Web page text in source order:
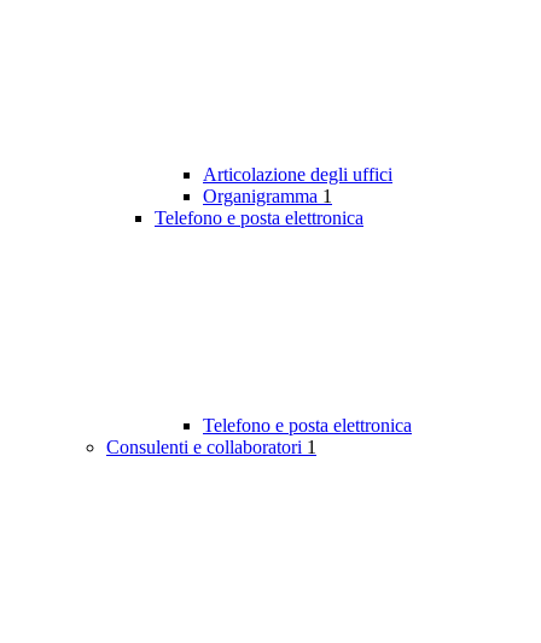
Articolazione degli uffici
Organigramma 1
Telefono e posta elettronica
Telefono e posta elettronica
Consulenti e collaboratori 1